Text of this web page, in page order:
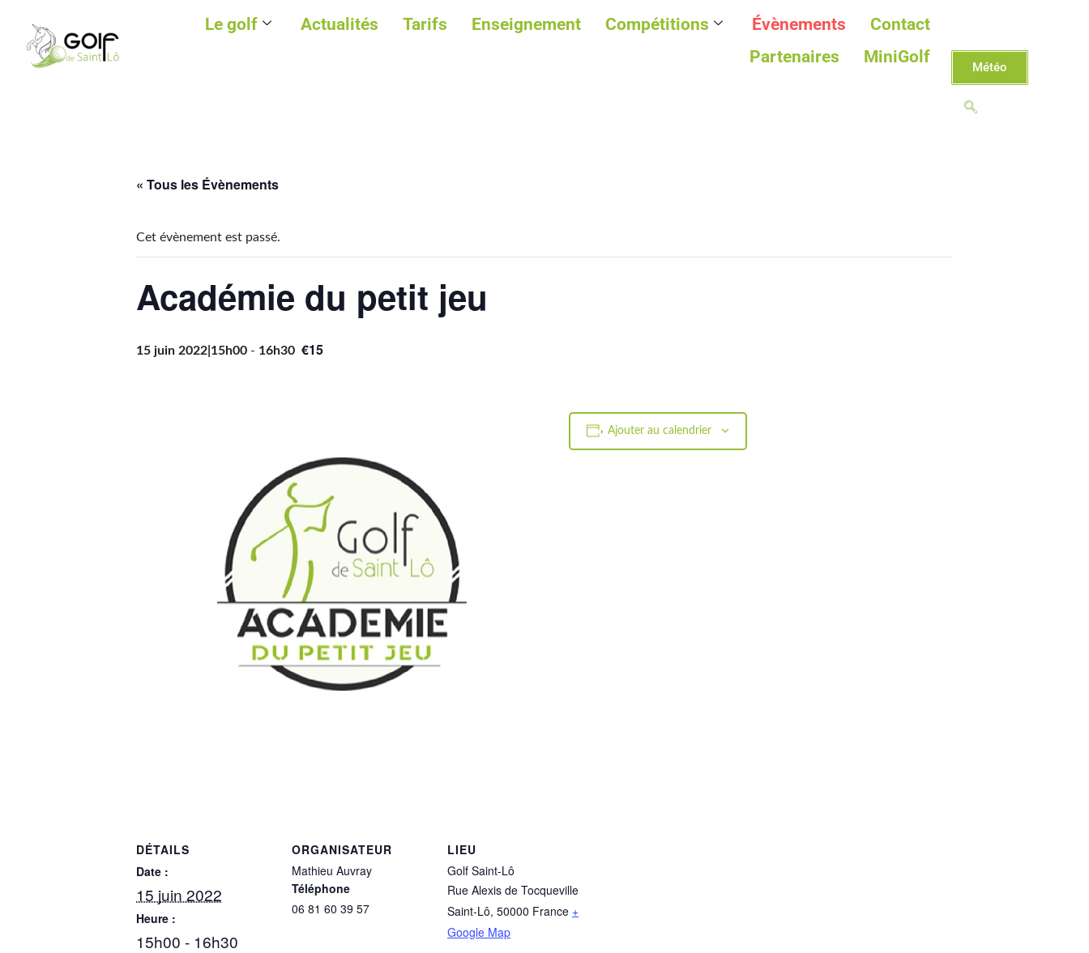
Le golf Actualités Tarifs Enseignement Compétitions Évènements
Contact
Partenaires
MiniGolf
Météo
« Tous les Évènements
Cet évènement est passé.
Académie du petit jeu
15 juin 2022|15h00 - 16h30 €15
Ajouter au calendrier
DÉTAILS
Date :
15 juin 2022
Heure :
15h00 - 16h30
ORGANISATEUR
Mathieu Auvray
Téléphone
06 81 60 39 57
LIEU
Golf Saint-Lô
Rue Alexis de Tocqueville
Saint-Lô, 50000 France +
Google Map